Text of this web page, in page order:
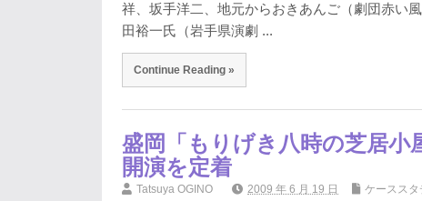
祥、坂手洋二、地元からおきあんご（劇団赤い
田裕一氏（岩手県演劇 ...
Continue Reading »
盛岡「もりげき八時の芝居小
開演を定着
Tatsuya OGINO 2009 年 6 月 19 日 ケーススタ